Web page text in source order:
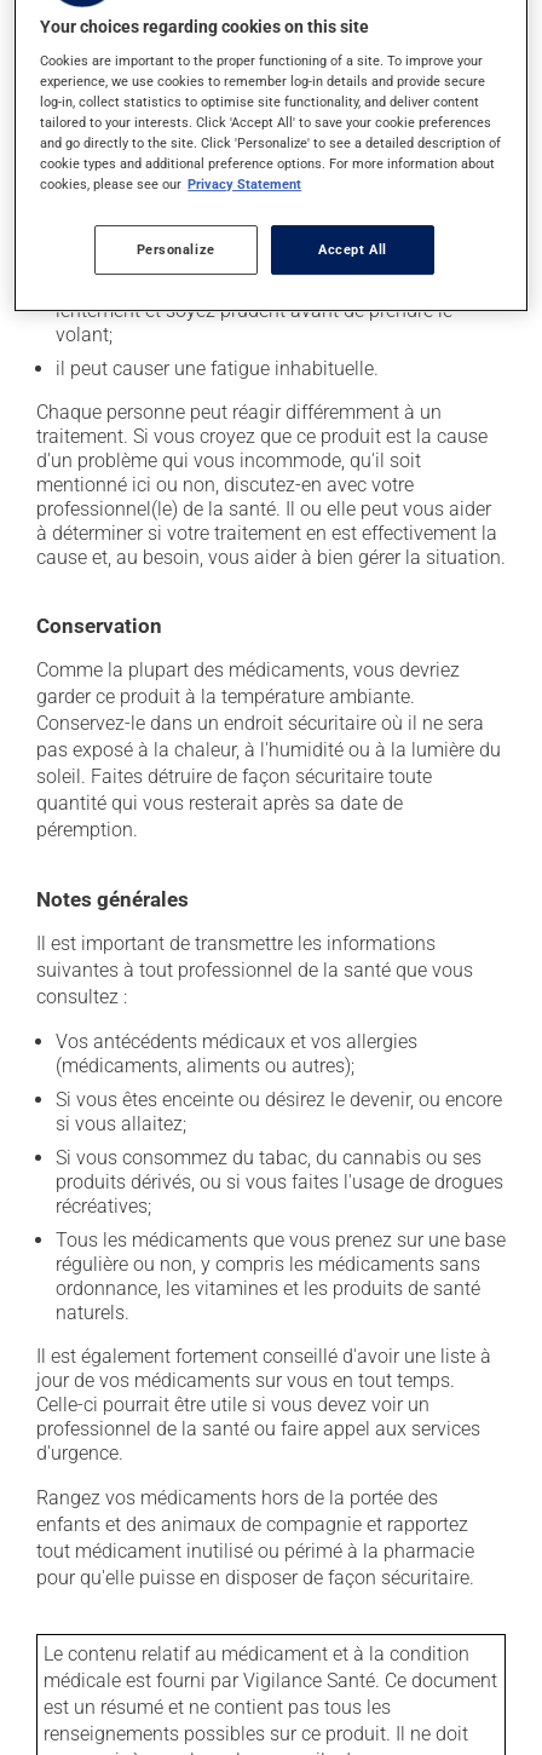
Effets indésirables
En plus de ses effets recherchés, ce produit peut à
l'occasion entraîner certains effets indésirables (effets
secondaires), notamment :
il peut causer des maux de tête;
il peut donner des problèmes de digestion;
lentement et soyez prudent avant de prendre le
volant;
il peut causer une fatigue inhabituelle.
Chaque personne peut réagir différemment à un
traitement. Si vous croyez que ce produit est la cause
d'un problème qui vous incommode, qu'il soit
mentionné ici ou non, discutez-en avec votre
professionnel(le) de la santé. Il ou elle peut vous aider
à déterminer si votre traitement en est effectivement la
cause et, au besoin, vous aider à bien gérer la situation.
Conservation
Comme la plupart des médicaments, vous devriez
garder ce produit à la température ambiante.
Conservez-le dans un endroit sécuritaire où il ne sera
pas exposé à la chaleur, à l'humidité ou à la lumière du
soleil. Faites détruire de façon sécuritaire toute
quantité qui vous resterait après sa date de
péremption.
Notes générales
Il est important de transmettre les informations
suivantes à tout professionnel de la santé que vous
consultez :
Vos antécédents médicaux et vos allergies
(médicaments, aliments ou autres);
Si vous êtes enceinte ou désirez le devenir, ou encore
si vous allaitez;
Si vous consommez du tabac, du cannabis ou ses
produits dérivés, ou si vous faites l'usage de drogues
récréatives;
Tous les médicaments que vous prenez sur une base
régulière ou non, y compris les médicaments sans
ordonnance, les vitamines et les produits de santé
naturels.
Il est également fortement conseillé d'avoir une liste à
jour de vos médicaments sur vous en tout temps.
Celle-ci pourrait être utile si vous devez voir un
professionnel de la santé ou faire appel aux services
d'urgence.
Rangez vos médicaments hors de la portée des
enfants et des animaux de compagnie et rapportez
tout médicament inutilisé ou périmé à la pharmacie
pour qu'elle puisse en disposer de façon sécuritaire.
Le contenu relatif au médicament et à la condition
médicale est fourni par Vigilance Santé. Ce document
est un résumé et ne contient pas tous les
renseignements possibles sur ce produit. Il ne doit
Your choices regarding cookies on this site
Cookies are important to the proper functioning of a site. To improve your
experience, we use cookies to remember log-in details and provide secure
log-in, collect statistics to optimise site functionality, and deliver content
tailored to your interests. Click 'Accept All' to save your cookie preferences
and go directly to the site. Click 'Personalize' to see a detailed description of
cookie types and additional preference options. For more information about
cookies, please see our Privacy Statement
Personalize Accept All